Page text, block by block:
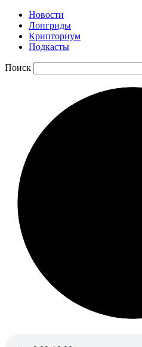
Новости
Лонгриды
Крипториум
Подкасты
Поиск